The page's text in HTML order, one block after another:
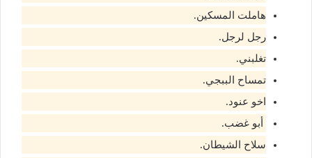
هاملت المسكين.
رجل لرجل.
تغلبني.
تمساح الببجي.
اخو عنود.
أبو غضب.
سلاح الشيطان.